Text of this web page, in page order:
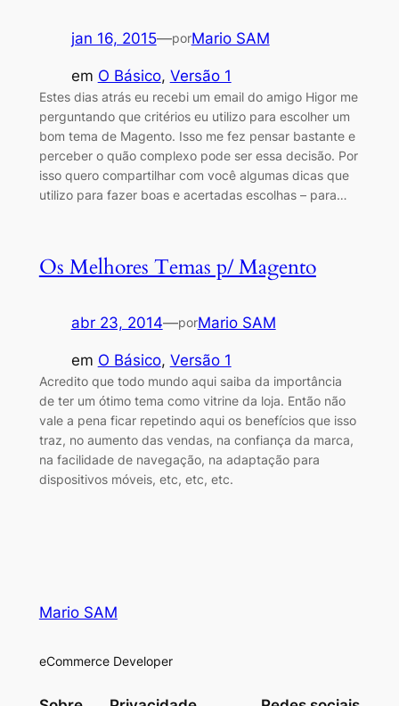
jan 16, 2015—porMario SAM
em O Básico, Versão 1
Estes dias atrás eu recebi um email do amigo Higor me
perguntando que critérios eu utilizo para escolher um
bom tema de Magento. Isso me fez pensar bastante e
perceber o quão complexo pode ser essa decisão. Por
isso quero compartilhar com você algumas dicas que
utilizo para fazer boas e acertadas escolhas – para…
Os Melhores Temas p/ Magento
abr 23, 2014—porMario SAM
em O Básico, Versão 1
Acredito que todo mundo aqui saiba da importância
de ter um ótimo tema como vitrine da loja. Então não
vale a pena ficar repetindo aqui os benefícios que isso
traz, no aumento das vendas, na confiança da marca,
na facilidade de navegação, na adaptação para
dispositivos móveis, etc, etc, etc.
Mario SAM
eCommerce Developer